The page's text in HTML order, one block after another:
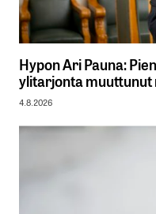
Hypon Ari Pauna:
ylitarjonta
4.8.2026